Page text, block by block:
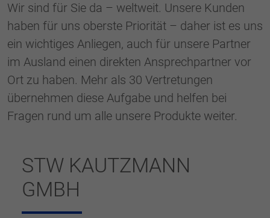
Wir sind für Sie da – weltweit. Unsere Kunden
haben für uns oberste Priorität – daher ist es uns
ein wichtiges Anliegen, auch für unsere Partner
im Ausland einen direkten Ansprechpartner vor
Ort zu haben. Mehr als 30 Vertretungen
übernehmen diese Aufgabe und helfen bei
Fragen rund um alle unsere Produkte weiter.
STW KAUTZMANN
GMBH
Anbieter
Laufzeit 1 Jahr
Zweck
Dieser Wert speichert Ihre Consent-
Einstellungen. Unter anderem eine zufällig
generierte ID, für die historische
Speicherung Ihrer vorgenommen
Einstellungen, falls der Webseiten-Betreiber